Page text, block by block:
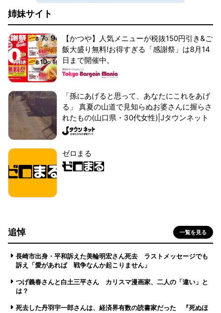
姉妹サイト
【かつや】人気メニューが税抜150円引き&ご
飯大盛り無料!お得すぎる「感謝祭」は8月14
日まで開催中。
「孫にあげると思って、あなたにこれをあげ
る」 真夏の山道で見知らぬお婆さんに握らさ
れたもの(山口県・30代女性)|Jタウンネット
ゼロまる
追悼 一覧を見る
長崎市出身・平和訴えた美輪明宏さん死去 ラストメッセージでも
訴え「愛があれば 戦争なんか起こりません」
つげ義春さんと白土三平さん カリスマ漫画家、二人の「違い」と
は？
死去した丹羽宇一郎さんは、経済界有数の読書家だった 『死ぬほ